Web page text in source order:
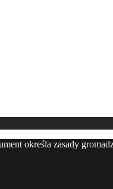
określa zasady